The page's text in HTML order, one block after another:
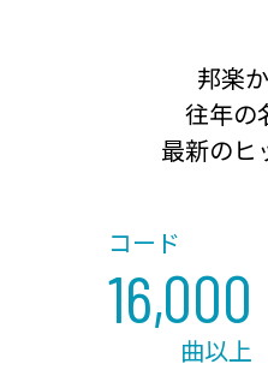
邦楽
往年の
最新のヒ
コード
16,000
曲以上